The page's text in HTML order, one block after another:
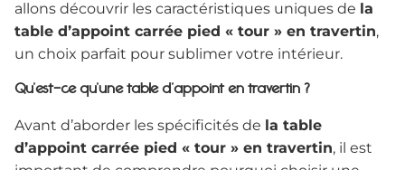
allons découvrir les caractéristiques uniques de la
table d’appoint carrée pied « tour » en travertin,
un choix parfait pour sublimer votre intérieur.
Qu’est-ce qu’une table d’appoint en travertin ?
Avant d’aborder les spécificités de la table
d’appoint carrée pied « tour » en travertin, il est